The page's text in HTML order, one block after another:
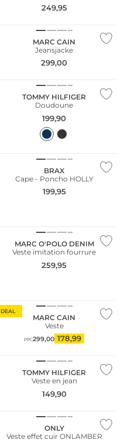
249,95
MARC CAIN
Jeansjacke
299,00
TOMMY HILFIGER
Doudoune
199,90
BRAX
Cape - Poncho HOLLY
199,95
MARC O'POLO DENIM
Veste imitation fourrure
259,95
DEAL
MARC CAIN
Veste
PPC299,00 178,99
TOMMY HILFIGER
Veste en jean
149,90
ONLY
Veste effet cuir ONLAMBER